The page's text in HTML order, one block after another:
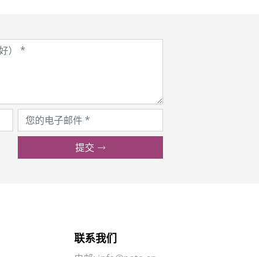
提交
联系我们